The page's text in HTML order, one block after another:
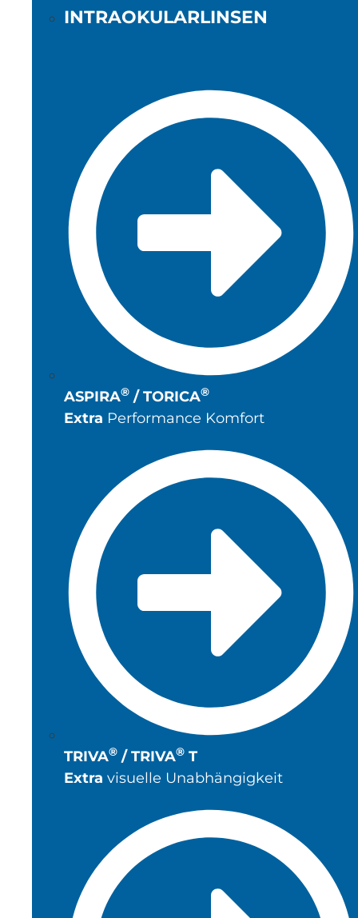
INTRAOKULARLINSEN
ASPIRA® / TORICA®
Extra Performance Komfort
TRIVA® / TRIVA® T
Extra visuelle Unabhängigkeit